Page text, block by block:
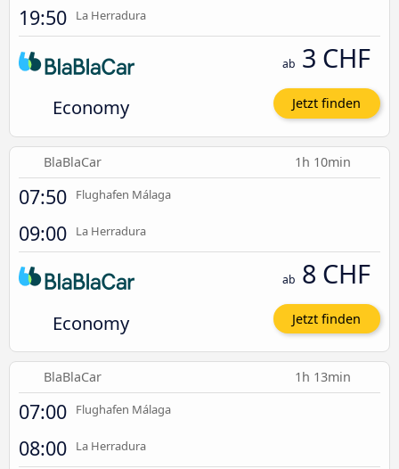
19:50 La Herradura
Economy
ab 3 CHF
Jetzt finden
BlaBlaCar 1h 10min
07:50 Flughafen Málaga
09:00 La Herradura
Economy
ab 8 CHF
Jetzt finden
BlaBlaCar 1h 13min
07:00 Flughafen Málaga
08:00 La Herradura